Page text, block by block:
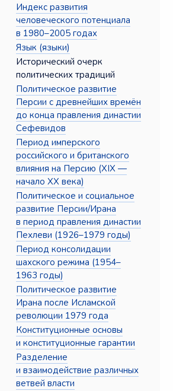
Индекс развития
человеческого потенциала
в 1980–2005 годах
Язык (языки)
Исторический очерк
политических традиций
Политическое развитие
Персии с древнейших времён
до конца правления династии
Сефевидов
Период имперского
российского и британского
влияния на Персию (XIX —
начало XX века)
Политическое и социальное
развитие Персии/Ирана
в период правления династии
Пехлеви (1926–1979 годы)
Период консолидации
шахского режима (1954–
1963 годы)
Политическое развитие
Ирана после Исламской
революции 1979 года
Конституционные основы
и конституционные гарантии
Разделение
и взаимодействие различных
ветвей власти